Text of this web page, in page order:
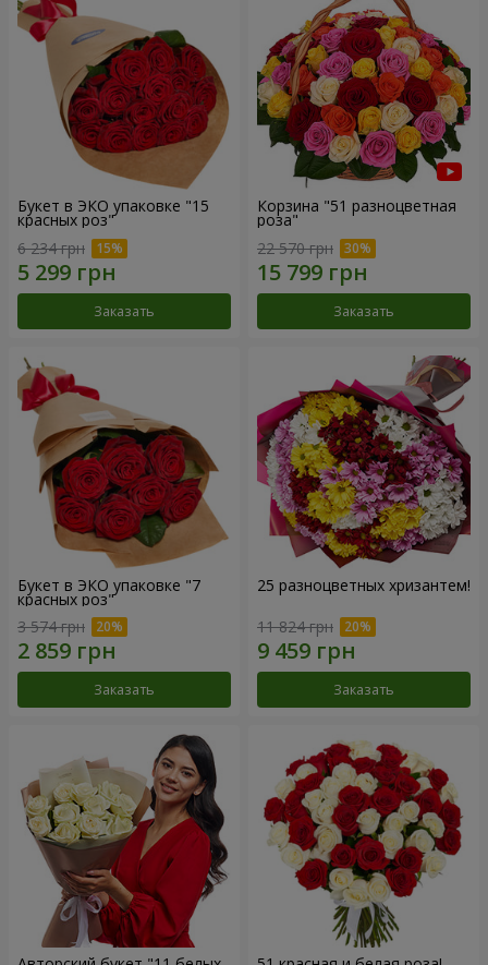
Букет в ЭКО упаковке "15
красных роз"
6 234 грн
Заказать
Корзина "51 разноцветная
роза"
22 570 грн
Заказать
Букет в ЭКО упаковке "7
красных роз"
3 574 грн
Заказать
25 разноцветных хризантем!
11 824 грн
Заказать